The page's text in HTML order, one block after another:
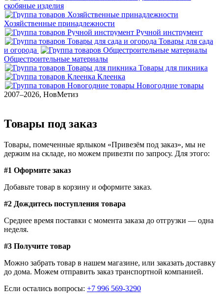
скобяные изделия
Хозяйственные принадлежности
Ручной инструмент
Товары для сада
и огорода
Общестроительные материалы
Товары для пикника
Клеенка
Новогодние товары
2007–2026, НовМетиз
Товары под заказ
Товары, помеченные ярлыком «Привезём под заказ», мы не
держим на складе, но можем привезти по запросу. Для этого:
#1 Оформите заказ
Добавьте товар в корзину и оформите заказ.
#2 Дождитесь поступления товара
Среднее время поставки с момента заказа до отгрузки — одна
неделя.
#3 Получите товар
Можно забрать товар в нашем магазине, или заказать доставку
до дома. Можем отправить заказ транспортной компанией.
Если остались вопросы: +7 996 569-3290